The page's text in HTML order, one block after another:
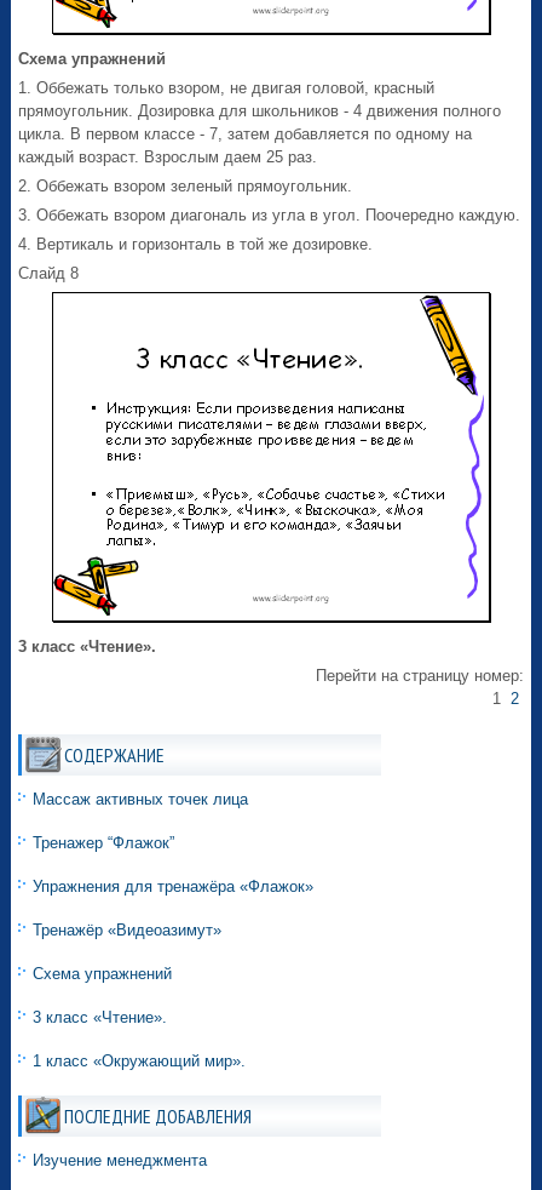
Схема упражнений
1. Оббежать только взором, не двигая головой, красный
прямоугольник. Дозировка для школьников - 4 движения полного
цикла. В первом классе - 7, затем добавляется по одному на
каждый возраст. Взрослым даем 25 раз.
2. Оббежать взором зеленый прямоугольник.
3. Оббежать взором диагональ из угла в угол. Поочередно каждую.
4. Вертикаль и горизонталь в той же дозировке.
Слайд 8
3 класс «Чтение».
Перейти на страницу номер:
1 2
СОДЕРЖАНИЕ
Массаж активных точек лица
Тренажер “Флажок”
Упражнения для тренажёра «Флажок»
Тренажёр «Видеоазимут»
Схема упражнений
3 класс «Чтение».
1 класс «Окружающий мир».
ПОСЛЕДНИЕ ДОБАВЛЕНИЯ
Изучение менеджмента